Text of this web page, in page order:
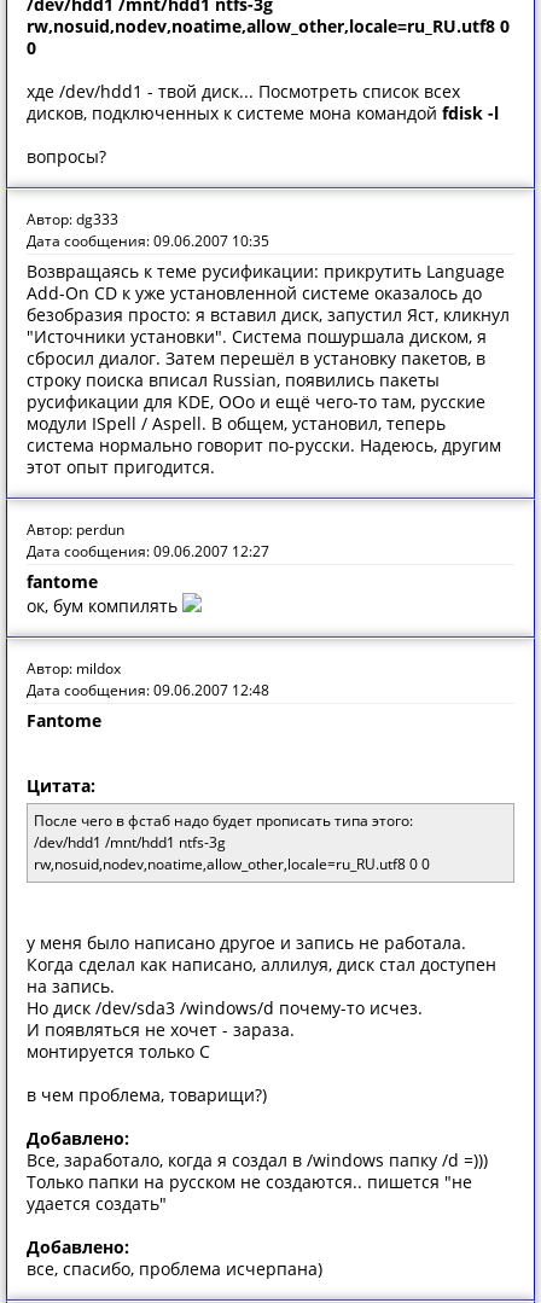
rw,nosuid,nodev,noatime,allow_other,locale=ru_RU.utf8 0
0
хде /dev/hdd1 - твой диск... Посмотреть список всех
дисков, подключенных к системе мона командой fdisk -l
вопросы?
Автор: dg333
Дата сообщения: 09.06.2007 10:35
Возвращаясь к теме русификации: прикрутить Language
Add-On CD к уже установленной системе оказалось до
безобразия просто: я вставил диск, запустил Яст, кликнул
"Источники установки". Система пошуршала диском, я
сбросил диалог. Затем перешёл в установку пакетов, в
строку поиска вписал Russian, появились пакеты
русификации для KDE, OOo и ещё чего-то там, русские
модули ISpell / Aspell. В общем, установил, теперь
система нормально говорит по-русски. Надеюсь, другим
этот опыт пригодится.
Автор: perdun
Дата сообщения: 09.06.2007 12:27
fantome
ок, бум компилять
Автор: mildox
Дата сообщения: 09.06.2007 12:48
Fantome
Цитата:
После чего в фстаб надо будет прописать типа этого:
/dev/hdd1 /mnt/hdd1 ntfs-3g
rw,nosuid,nodev,noatime,allow_other,locale=ru_RU.utf8 0 0
у меня было написано другое и запись не работала.
Когда сделал как написано, аллилуя, диск стал доступен
на запись.
Но диск /dev/sda3 /windows/d почему-то исчез.
И появляться не хочет - зараза.
монтируется только C
в чем проблема, товарищи?)
Добавлено:
Все, заработало, когда я создал в /windows папку /d =)))
Только папки на русском не создаются.. пишется "не
удается создать"
Добавлено:
все, спасибо, проблема исчерпана)